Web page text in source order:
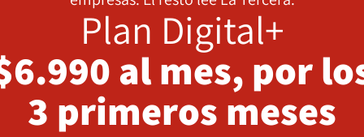
Plan Digital+
al mes, por
3 primeros meses